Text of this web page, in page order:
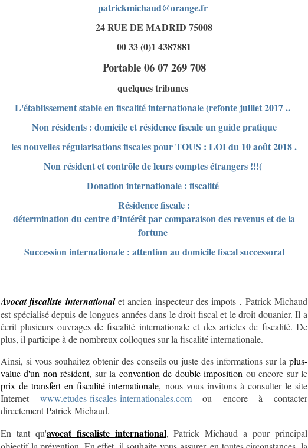
patrickmichaud@orange.fr
24 RUE DE MADRID 75008
00 33 (0)1 4387881
Portable 06 07 269 708
quelques tribunes
L'établissement stable en fiscalité internationale (refonte juillet 2017 ..
Non résidents : domicile et résidence fiscale un guide pratique
les nouvelles régularisations fiscales pour TOUS : LOI du 10 août 2018 .
Non résident et contrôle de leurs comptes étrangers !!!(
Donation internationale : fiscalité
Résidence fiscale :
détermination du centre d’intérêt par comparaison des revenus et de la
fortune
Succession internationale : attention au domicile fiscal successoral
Avocat fiscaliste internationalet ancien inspecteur des impots , Patrick Michaud
est spécialisé depuis de longues années dans le droit fiscal et le droit douanier. Il a
écrit plusieurs ouvrages de fiscalité internationale et des articles de fiscalité. De
plus, il participe à de nombreux colloques sur la fiscalité internationale.
Ainsi, si vous souhaitez obtenir des conseils ou juste des informations sur la plus-
value d'un non résident, sur la convention de double imposition ou encore sur le
prix de transfert en fiscalité internationale, nous vous invitons à consulter le site
Internet www.etudes-fiscales-internationales.comou encore à contacter
directement Patrick Michaud.
En tant qu'avocat fiscaliste international, Patrick Michaud a pour principal